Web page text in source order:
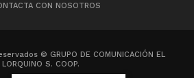
CON NOSOTROS
© GRUPO DE COMUNICACIÓN EL
LORQUINO S. COOP.